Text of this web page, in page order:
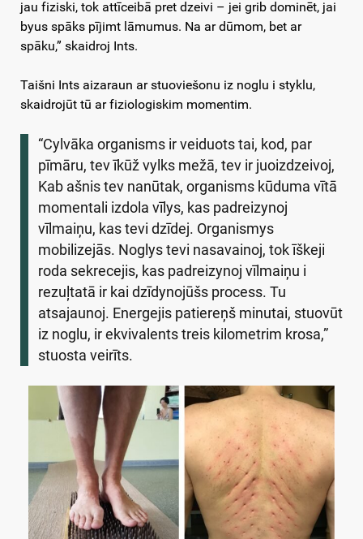
jau fiziski, tok attīceibā pret dzeivi – jei grib dominēt, jai
byus spāks pījimt lāmumus. Na ar dūmom, bet ar
spāku,” skaidroj Ints.
Taišni Ints aizaraun ar stuoviešonu iz noglu i styklu,
skaidrojūt tū ar fiziologiskim momentim.
“Cylvāka organisms ir veiduots tai, kod, par
pīmāru, tev īkūž vylks mežā, tev ir juoizdzeivoj,
Kab ašnis tev nanūtak, organisms kūduma vītā
momentali izdola vīlys, kas padreizynoj
vīlmaiņu, kas tevi dzīdej. Organismys
mobilizejās. Noglys tevi nasavainoj, tok īškeji
roda sekrecejis, kas padreizynoj vīlmaiņu i
rezuļtatā ir kai dzīdynojūšs process. Tu
atsajaunoj. Energejis patiereņš minutai, stuovūt
iz noglu, ir ekvivalents treis kilometrim krosa,”
stuosta veirīts.